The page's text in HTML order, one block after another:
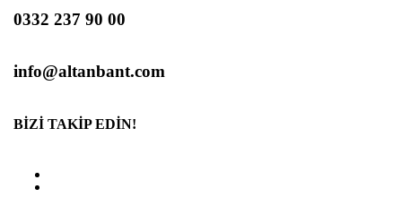
0332 237 90 00
info@altanbant.com
BİZİ TAKİP EDİN!